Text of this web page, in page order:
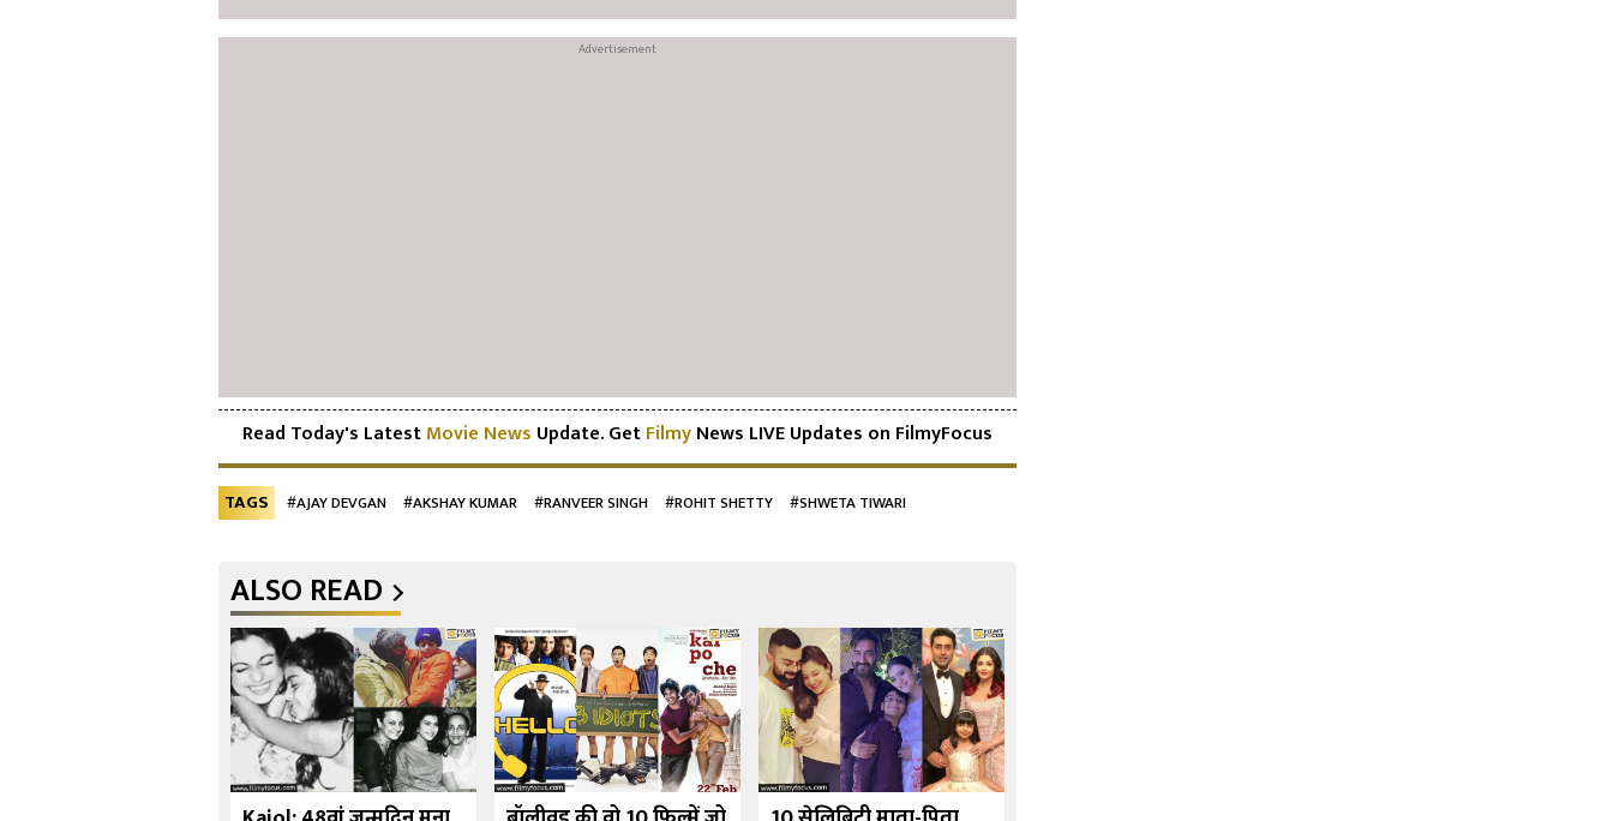
Read Today's LatestMovie News Update. GetFilmyNews LIVE Updates on FilmyFocus
TAGS #AJAY DEVGAN #AKSHAY KUMAR #RANVEER SINGH #ROHIT SHETTY #SHWETA TIWARI
ALSO READ